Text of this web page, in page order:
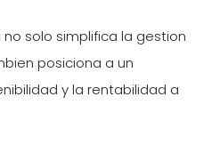
solo simplifica la gestion
posiciona a un
y la rentabilidad a